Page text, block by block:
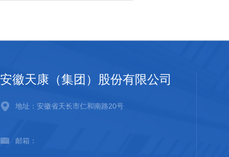
安徽天康（集团）股份有限公司
地址：安徽省天长市仁和南路20号
邮箱：